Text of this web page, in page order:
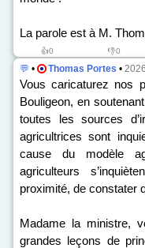
La parole est à M.
👍0 👎0
💬 • Thomas Portes •
Vous caricaturez nos
Bouligeon, en
toutes les sources
agricultrices sont
cause du modèle
agriculteurs
proximité, de constater
Madame la ministre,
grandes leçons de